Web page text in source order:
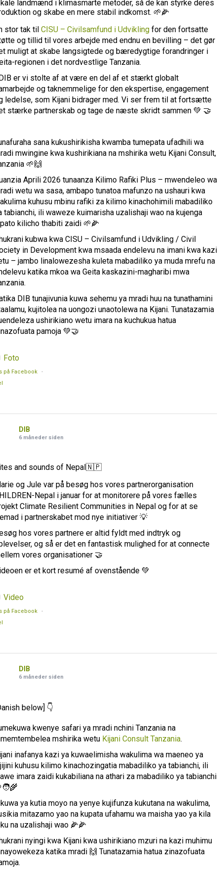
landmænd i klimasmarte metoder, så de kan styrke deres
og skabe en mere stabil indkomst. 🌱🌽
stor tak til CISU – Civilsamfund i Udvikling for den fortsatte
og tillid til vores arbejde med endnu en bevilling – det gør
muligt at skabe langsigtede og bæredygtige forandringer i
regionen i det nordvestlige Tanzania.
er vi stolte af at være en del af et stærkt globalt
og taknemmelige for den ekspertise, engagement
ledelse, som Kijani bidrager med. Vi ser frem til at fortsætte
stærke partnerskab og tage de næste skridt sammen 💚 🤝
sana kukushirikisha kwamba tumepata ufadhili wa
mwingine kwa kushirikiana na mshirika wetu Kijani Consult,
🌱🙌
Aprili 2026 tunaanza Kilimo Rafiki Plus – mwendeleo wa
wetu wa sasa, ambapo tunatoa mafunzo na ushauri kwa
kuhusu mbinu rafiki za kilimo kinachohimili mabadiliko
tabianchi, ili waweze kuimarisha uzalishaji wao na kujenga
kilicho thabiti zaidi 🌱🌽
kubwa kwa CISU – Civilsamfund i Udvikling / Civil
in Development kwa msaada endelevu na imani kwa kazi
– jambo linalowezesha kuleta mabadiliko ya muda mrefu na
katika mkoa wa Geita kaskazini-magharibi mwa
DIB tunajivunia kuwa sehemu ya mradi huu na tunathamini
kujitolea na uongozi unaotolewa na Kijani. Tunatazamia
ushirikiano wetu imara na kuchukua hatua
pamoja 💚🤝
Foto
på Facebook
·
DIB
6 måneder siden
and sounds of Nepal🇳🇵
og Jule var på besøg hos vores partnerorganisation
Nepal i januar for at monitorere på vores fælles
Climate Resilient Communities in Nepal og for at se
i partnerskabet mod nye initiativer 💡
hos vores partnere er altid fyldt med indtryk og
og så er det en fantastisk mulighed for at connecte
vores organisationer 🤝
er et kort resumé af ovenstående 💚
Video
på Facebook
·
DIB
6 måneder siden
below] 👇
kwenye safari ya mradi nchini Tanzania na
mshirika wetu Kijani Consult Tanzania.
inafanya kazi ya kuwaelimisha wakulima wa maeneo ya
kuhusu kilimo kinachozingatia mabadiliko ya tabianchi, ili
imara zaidi kukabiliana na athari za mabadiliko ya tabianchi
ya kutia moyo na yenye kujifunza kukutana na wakulima,
mitazamo yao na kupata ufahamu wa maisha yao ya kila
na uzalishaji wao 🌽🌽
nyingi kwa Kijani kwa ushirikiano mzuri na kazi muhimu
katika mradi 🙌 Tunatazamia hatua zinazofuata